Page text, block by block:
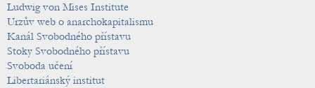
Ludwig von Mises Institute
Urzův web o anarchokapitalismu
Kanál Svobodného přístavu
Stoky Svobodného přístavu
Svoboda učení
Libertariánský institut